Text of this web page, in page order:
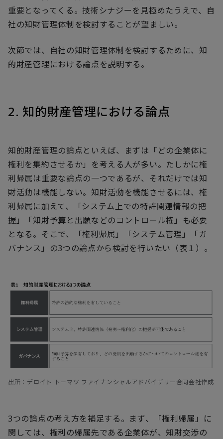
重要となってくる。技術シナジーを見極めたうえで、自
社の知財管理体制を検討することが望ましい。
次節では、自社の知財管理体制を検討するために、知
的財産管理における論点を説明する。
2. 知的財産管理における論点
知的財産管理の論点といえば、まずは「どの企業体に
権利を集約させるか」を考える人が多い。たしかに権
利帰属は重要な論点の一つであるが、それだけでは知
財活動は機能しない。知財活動を機能させるには、権
利帰属に加えて、「システム上での特許関連情報の把
握」「知財予算と出願などのコントロール権」も必要
となる。そこで、「権利帰属」「システム管理」「ガ
バナンス」の3つの論点から検討を行いたい（表１）。
出所：デロイト トーマツ ファイナンシャルアドバイザリー合同会社作成
3つの論点の考え方を補足する。まず、「権利帰属」に
関しては、権利の帰属先である企業体が、知財交渉の